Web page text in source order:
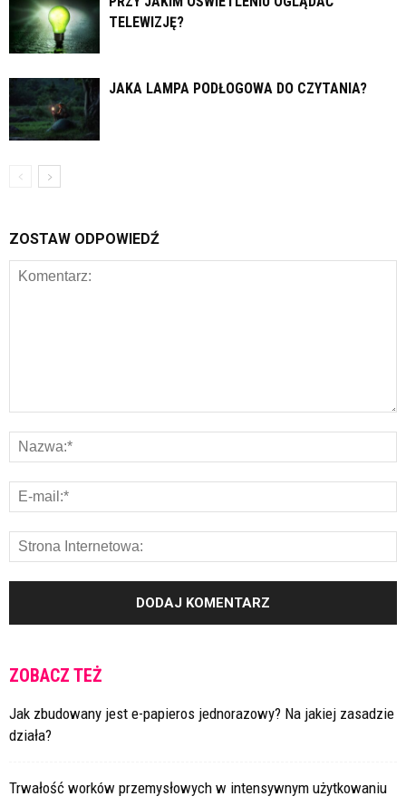
TELEWIZJĘ?
JAKA LAMPA PODŁOGOWA DO CZYTANIA?
ZOSTAW ODPOWIEDŹ
ZOBACZ TEŻ
Jak zbudowany jest e-papieros jednorazowy? Na jakiej zasadzie
działa?
Trwałość worków przemysłowych w intensywnym użytkowaniu